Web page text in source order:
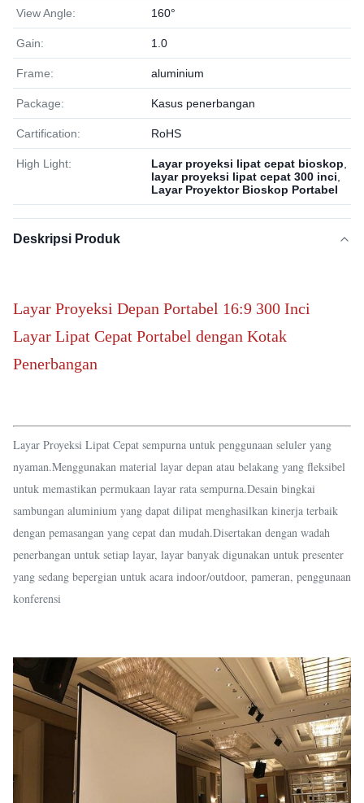
View Angle: 160°
Gain: 1.0
Frame: aluminium
Package: Kasus penerbangan
Cartification: RoHS
High Light: Layar proyeksi lipat cepat bioskop
layar proyeksi lipat cepat 300 inci
Layar Proyektor Bioskop Portabel
Deskripsi Produk
Layar Proyeksi Depan Portabel 16:9 300 Inci
Layar Lipat Cepat Portabel dengan Kotak
Penerbangan
Layar Proyeksi Lipat Cepat sempurna untuk penggunaan seluler yang
nyaman.Menggunakan material layar depan atau belakang yang fleksibel
untuk memastikan permukaan layar rata sempurna.Desain bingkai
sambungan aluminium yang dapat dilipat menghasilkan kinerja terbaik
dengan pemasangan yang cepat dan mudah.Disertakan dengan wadah
penerbangan untuk setiap layar, layar banyak digunakan untuk presenter
yang sedang bepergian untuk acara indoor/outdoor, pameran, penggunaan
konferensi